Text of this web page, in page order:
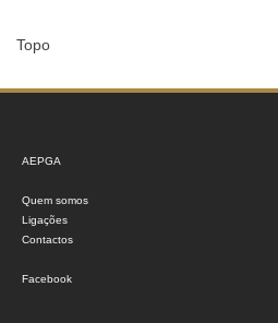
Topo
AEPGA
Quem somos
Ligações
Contactos
Facebook